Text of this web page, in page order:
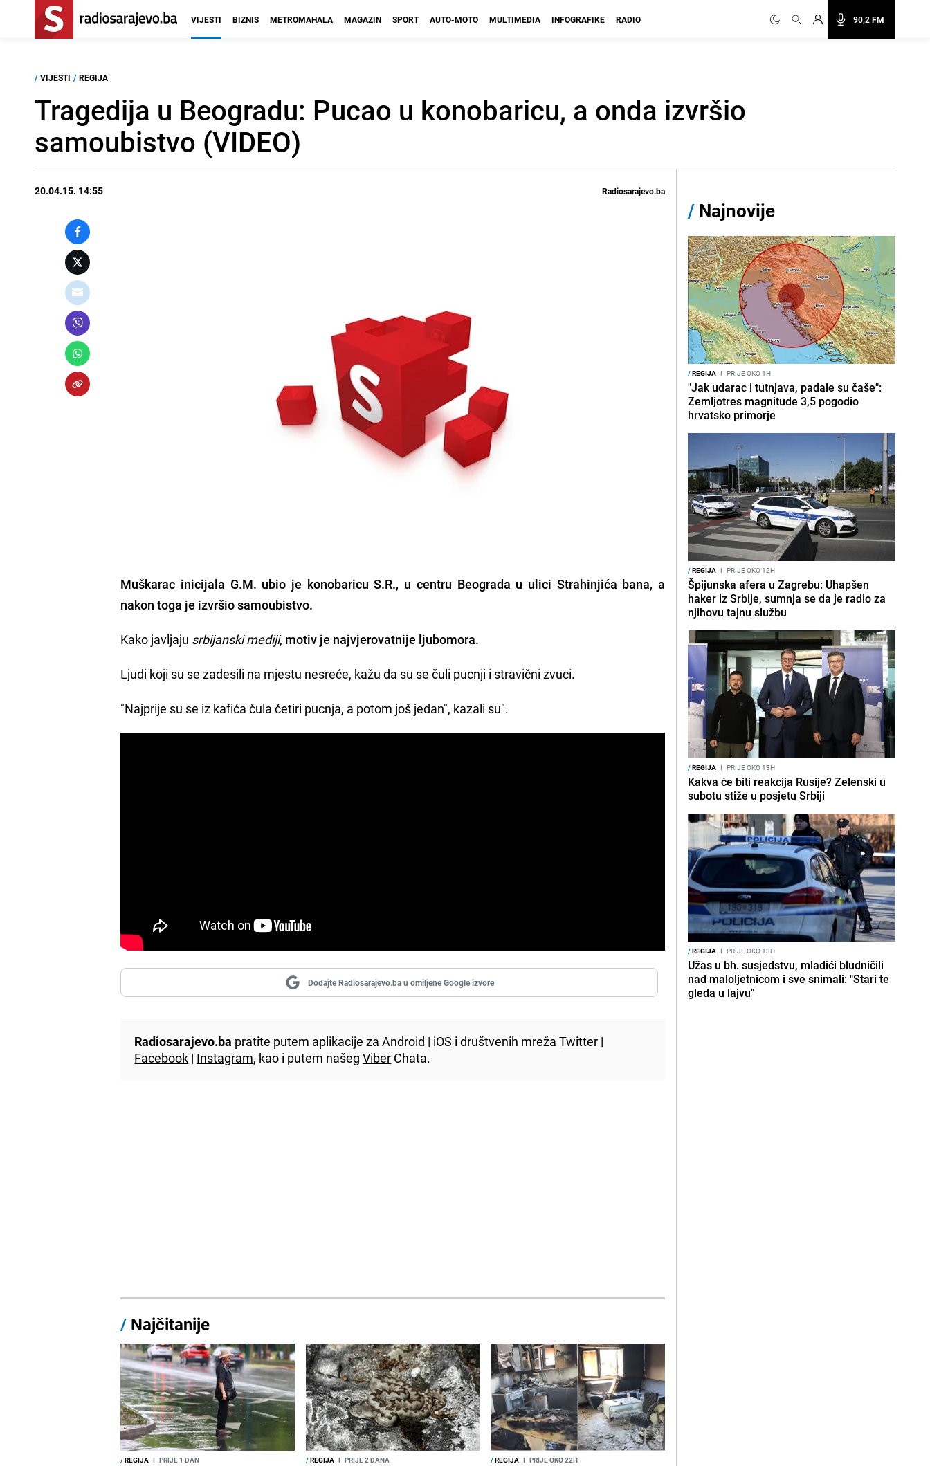
90,2 FM
VIJESTI BIZNIS METROMAHALA MAGAZIN SPORT AUTO-MOTO MULTIMEDIA INFOGRAFIKE RADIO
/ VIJESTI / REGIJA
Tragedija u Beogradu: Pucao u konobaricu, a onda izvršio
samoubistvo (VIDEO)
20.04.15. 14:55 Radiosarajevo.ba
Muškarac inicijala G.M. ubio je konobaricu S.R., u centru Beograda u ulici Strahinjića bana, a
nakon toga je izvršio samoubistvo.
Kako javljaju srbijanski mediji, motiv je najvjerovatnije ljubomora.
Ljudi koji su se zadesili na mjestu nesreće, kažu da su se čuli pucnji i stravični zvuci.
"Najprije su se iz kafića čula četiri pucnja, a potom još jedan", kazali su".
Dodajte Radiosarajevo.ba u omiljene Google izvore
Radiosarajevo.ba pratite putem aplikacije zaAndroid | iOS i društvenih mrežaTwitter |
Facebook | Instagram, kao i putem našegViber Chata.
/ Najčitanije
/REGIJA I PRIJE 1 DAN /REGIJA I PRIJE 2 DANA /REGIJA I PRIJE OKO 22H
/ Najnovije
/REGIJA I PRIJE OKO 1H
"Jak udarac i tutnjava, padale su čaše":
Zemljotres magnitude 3,5 pogodio
hrvatsko primorje
/REGIJA I PRIJE OKO 12H
Špijunska afera u Zagrebu: Uhapšen
haker iz Srbije, sumnja se da je radio za
njihovu tajnu službu
/REGIJA I PRIJE OKO 13H
Kakva će biti reakcija Rusije? Zelenski u
subotu stiže u posjetu Srbiji
/REGIJA I PRIJE OKO 13H
Užas u bh. susjedstvu, mladići bludničili
nad maloljetnicom i sve snimali: "Stari te
gleda u lajvu"